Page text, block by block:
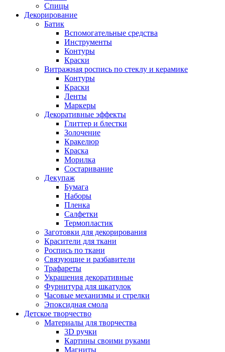
Спицы
Декорирование
Батик
Вспомогательные средства
Инструменты
Контуры
Краски
Витражная роспись по стеклу и керамике
Контуры
Краски
Ленты
Маркеры
Декоративные эффекты
Глиттер и блестки
Золочение
Кракелюр
Краска
Морилка
Состаривание
Декупаж
Бумага
Наборы
Пленка
Салфетки
Термопластик
Заготовки для декорирования
Красители для ткани
Роспись по ткани
Связующие и разбавители
Трафареты
Украшения декоративные
Фурнитура для шкатулок
Часовые механизмы и стрелки
Эпоксидная смола
Детское творчество
Материалы для творчества
3D ручки
Картины своими руками
Магниты